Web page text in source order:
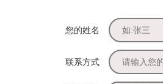
您的姓名
联系方式